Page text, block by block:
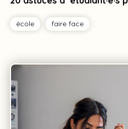
école
Tag faire face
Tag